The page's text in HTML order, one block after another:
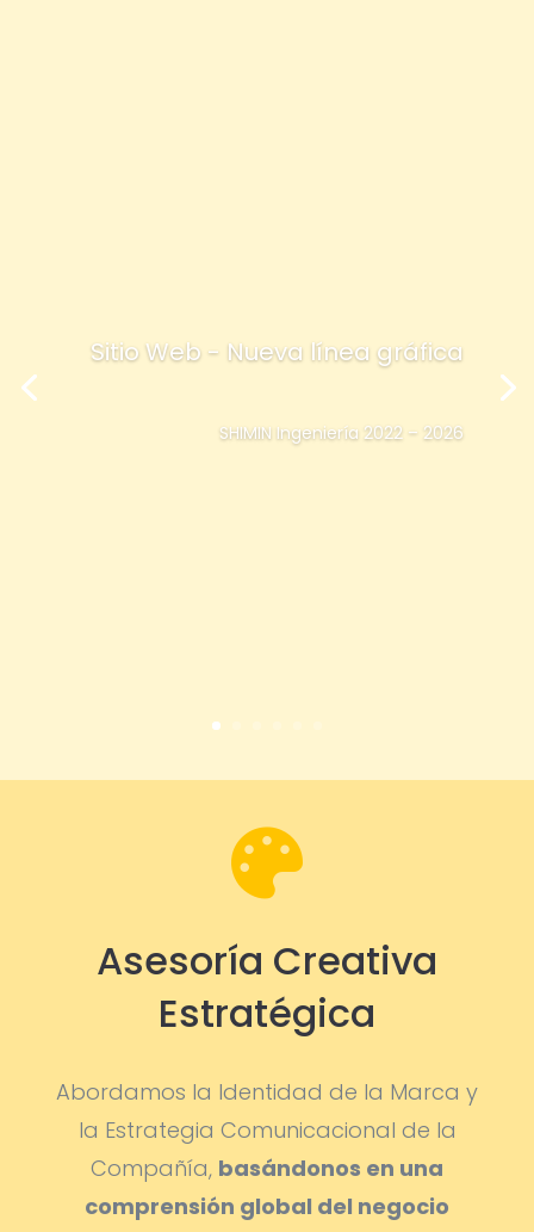
Sitio Web - Nueva línea gráfica
SHIMIN Ingeniería 2022 – 2026

Asesoría Creativa
Estratégica
Abordamos la Identidad de la Marca y
la Estrategia Comunicacional de la
Compañía, basándonos en una
comprensión global del negocio